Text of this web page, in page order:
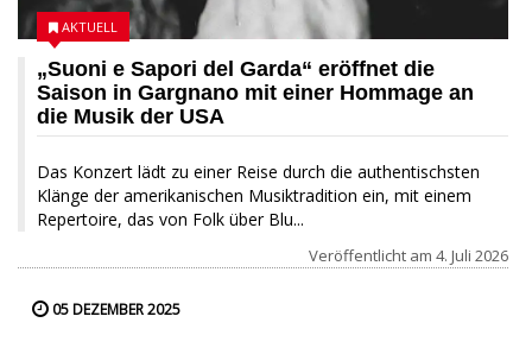
„Suoni e Sapori del Garda“ eröffnet die
Saison in Gargnano mit einer Hommage an
die Musik der USA
Das Konzert lädt zu einer Reise durch die authentischsten
Klänge der amerikanischen Musiktradition ein, mit einem
Repertoire, das von Folk über Blu...
AKTUELL
Veröffentlicht am 4. Juli 2026
05 DEZEMBER 2025